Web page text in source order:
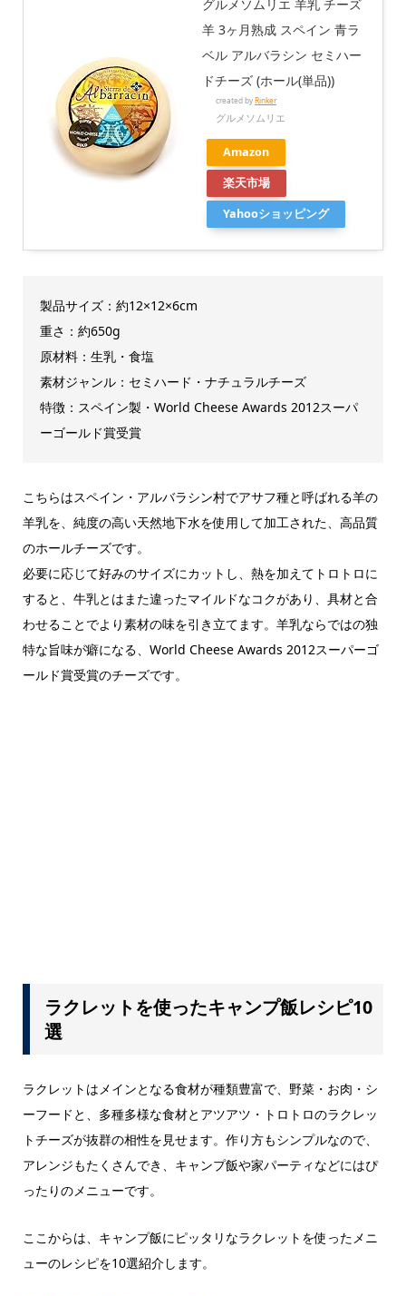
グルメソムリエ 羊乳 チーズ
羊 3ヶ月熟成 スペイン 青ラ
ベル アルバラシン セミハー
ドチーズ (ホール(単品))
created byRinker
グルメソムリエ
Amazon
楽天市場
Yahooショッピング
製品サイズ：約12×12×6cm
重さ：約650g
原材料：生乳・食塩
素材ジャンル：セミハード・ナチュラルチーズ
特徴：スペイン製・World Cheese Awards 2012スーパ
ーゴールド賞受賞
こちらはスペイン・アルバラシン村でアサフ種と呼ばれる羊の
羊乳を、純度の高い天然地下水を使用して加工された、高品質
のホールチーズです。
必要に応じて好みのサイズにカットし、熱を加えてトロトロに
すると、牛乳とはまた違ったマイルドなコクがあり、具材と合
わせることでより素材の味を引き立てます。羊乳ならではの独
特な旨味が癖になる、World Cheese Awards 2012スーパーゴ
ールド賞受賞のチーズです。
ラクレットを使ったキャンプ飯レシピ10
選
ラクレットはメインとなる食材が種類豊富で、野菜・お肉・シ
ーフードと、多種多様な食材とアツアツ・トロトロのラクレッ
トチーズが抜群の相性を見せます。作り方もシンプルなので、
アレンジもたくさんでき、キャンプ飯や家パーティなどにはぴ
ったりのメニューです。
ここからは、キャンプ飯にピッタリなラクレットを使ったメニ
ューのレシピを10選紹介します。